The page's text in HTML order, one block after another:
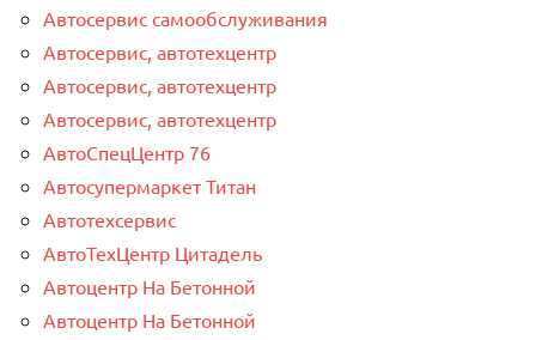
Автосервис самообслуживания
Автосервис, автотехцентр
Автосервис, автотехцентр
Автосервис, автотехцентр
АвтоСпецЦентр 76
Автосупермаркет Титан
Автотехсервис
АвтоТехЦентр Цитадель
Автоцентр На Бетонной
Автоцентр На Бетонной